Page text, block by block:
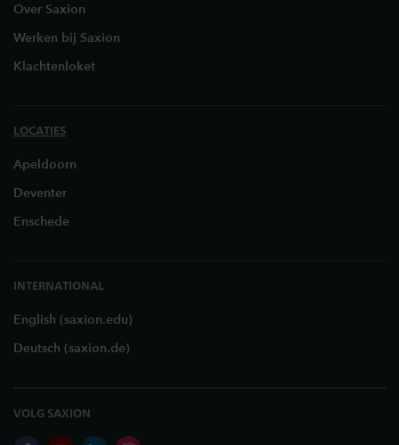
Over Saxion
Werken bij Saxion
Klachtenloket
LOCATIES
Apeldoorn
Deventer
Enschede
INTERNATIONAL
English (saxion.edu)
Deutsch (saxion.de)
VOLG SAXION